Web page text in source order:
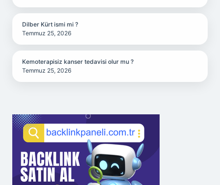
Dilber Kürt ismi mi ?
Temmuz 25, 2026
Kemoterapisiz kanser tedavisi olur mu ?
Temmuz 25, 2026